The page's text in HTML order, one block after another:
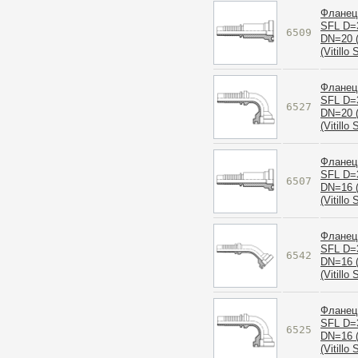
6509
Фланец
SFL
DN=20
(Vitillo
6527
Фланец
SFL
DN=20
(Vitillo
6507
Фланец
SFL
DN=16
(Vitillo
6542
Фланец
SFL
DN=16
(Vitillo
6525
Фланец
SFL
DN=16
(Vitillo